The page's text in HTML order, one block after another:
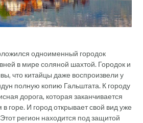
одноименный городок
в мире соляной шахтой. Городок и
что китайцы даже воспроизвели у
полную копию Гальштата. К городу
дорога, которая заканчивается
горе. И город открывает свой вид уже
регион находится под защитой